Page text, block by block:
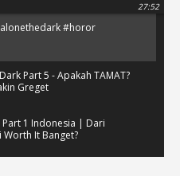
27:52
#horor
Part 5 - Apakah TAMAT?
Greget
Part 1 Indonesia | Dari
Worth It Banget?